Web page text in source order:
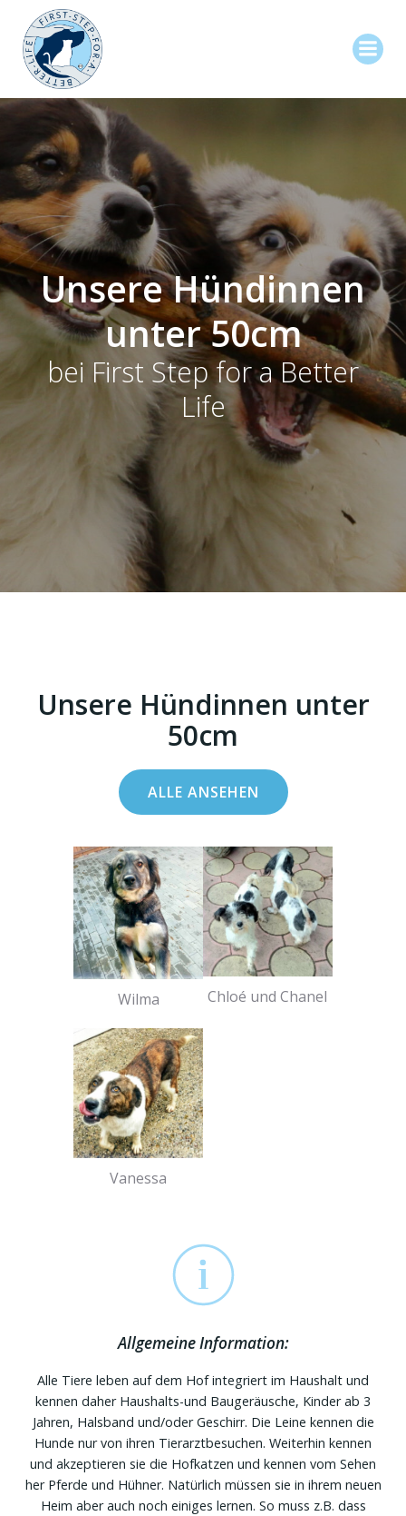
Unsere Hündinnen
unter 50cm
bei First Step for a Better
Life
Unsere Hündinnen unter
50cm
ALLE ANSEHEN
Wilma
Vanessa
Chloé und Chanel
Allgemeine Information:
Alle Tiere leben auf dem Hof integriert im Haushalt und
kennen daher Haushalts-und Baugeräusche, Kinder ab 3
Jahren, Halsband und/oder Geschirr. Die Leine kennen die
Hunde nur von ihren Tierarztbesuchen. Weiterhin kennen
und akzeptieren sie die Hofkatzen und kennen vom Sehen
her Pferde und Hühner. Natürlich müssen sie in ihrem neuen
Heim aber auch noch einiges lernen. So muss z.B. dass